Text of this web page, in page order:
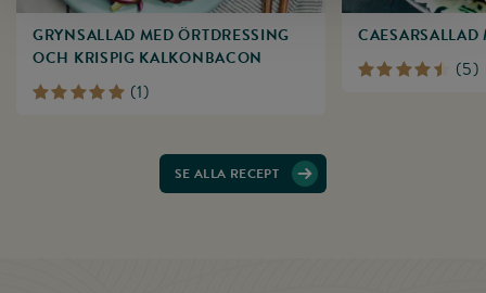
GRYNSALLAD MED ÖRTDRESSING
OCH KRISPIG KALKONBACON
(1)
(5)
SE ALLA RECEPT